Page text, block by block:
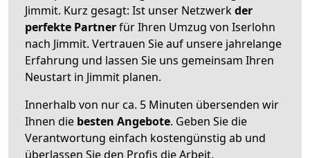
Jimmit. Kurz gesagt: Ist unser Netzwerkder
perfekte Partnerfür Ihren Umzug von Iserlohn
nach Jimmit. Vertrauen Sie auf unsere jahrelange
Erfahrung und lassen Sie uns gemeinsam Ihren
Neustart in Jimmit planen.
Innerhalb von nur ca. 5 Minuten übersenden wir
Ihnen die besten Angebote. Geben Sie die
Verantwortung einfach kostengünstig ab und
überlassen Sie den Profis die Arbeit.